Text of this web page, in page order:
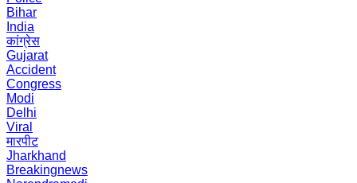
Bihar
India
कांग्रेस
Gujarat
Accident
Congress
Modi
Delhi
Viral
मारपीट
Jharkhand
Breakingnews